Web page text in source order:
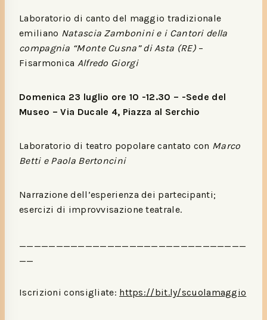
Laboratorio di canto del maggio tradizionale
emiliano Natascia Zambonini e i Cantori della
compagnia “Monte Cusna” di Asta (RE)–
Fisarmonica Alfredo Giorgi
Domenica 23 luglio ore 10 -12.30 – -Sede del
Museo – Via Ducale 4, Piazza al Serchio
Laboratorio di teatro popolare cantato con Marco
Betti e Paola Bertoncini
Narrazione dell’esperienza dei partecipanti;
esercizi di improvvisazione teatrale.
_______________________________
__
Iscrizioni consigliate: https://bit.ly/scuolamaggio